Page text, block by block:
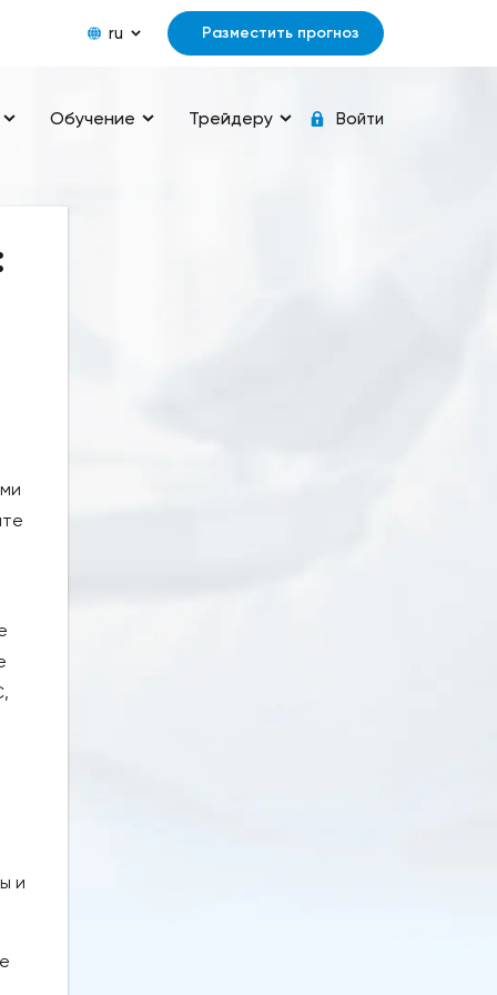
ru Разместить прогноз
Обучение Трейдеру Войти
и